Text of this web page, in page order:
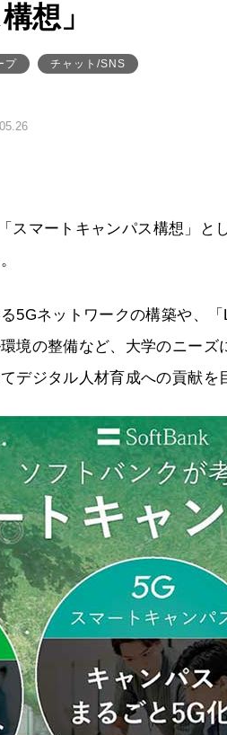
想」
プ チャット/SNS
スマートキャンパス構想」と
5Gネットワークの構築や、
境の整備など、大学のニー
デジタル人材育成への貢献を